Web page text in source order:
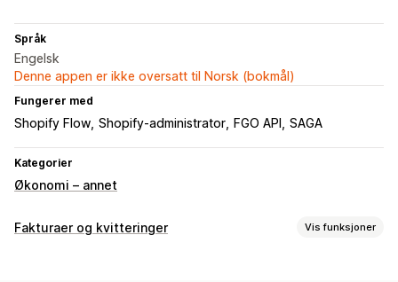
Språk
Engelsk
Denne appen er ikke oversatt til Norsk (bokmål)
Fungerer med
Shopify Flow Shopify-administrator FGO API SAGA
Kategorier
Økonomi – annet
Fakturaer og kvitteringer Vis funksjoner